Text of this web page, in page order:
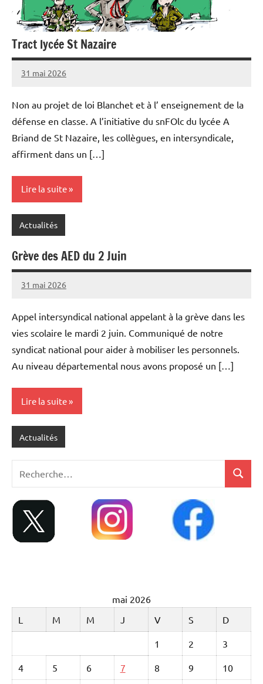
Tract lycée St Nazaire
31 mai 2026
admin
Non au projet de loi Blanchet et à l’ enseignement de la
défense en classe. A l’initiative du snFOlc du lycée A
Briand de St Nazaire, les collègues, en intersyndicale,
affirment dans un […]
Lire la suite
Actualités
Grève des AED du 2 Juin
31 mai 2026
admin
Appel intersyndical national appelant à la grève dans les
vies scolaire le mardi 2 juin. Communiqué de notre
syndicat national pour aider à mobiliser les personnels.
Au niveau départemental nous avons proposé un […]
Lire la suite
Actualités
mai 2026
L
M M J V S D
1 2 3
4 5 6 7 8 9 10